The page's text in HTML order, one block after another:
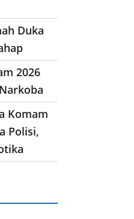
Duka
2026
Komam
Polisi,